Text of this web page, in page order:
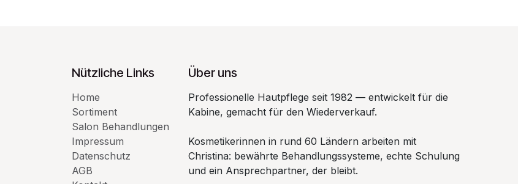
Nützliche Links
Home
Sortiment
Salon Behandlungen
Impressum
Datenschutz
AGB
Über uns
Professionelle Hautpflege seit 1982 — entwickelt für die
Kabine, gemacht für den Wiederverkauf.
Kosmetikerinnen in rund 60 Ländern arbeiten mit
Christina: bewährte Behandlungssysteme, echte Schulung
und ein Ansprechpartner, der bleibt.